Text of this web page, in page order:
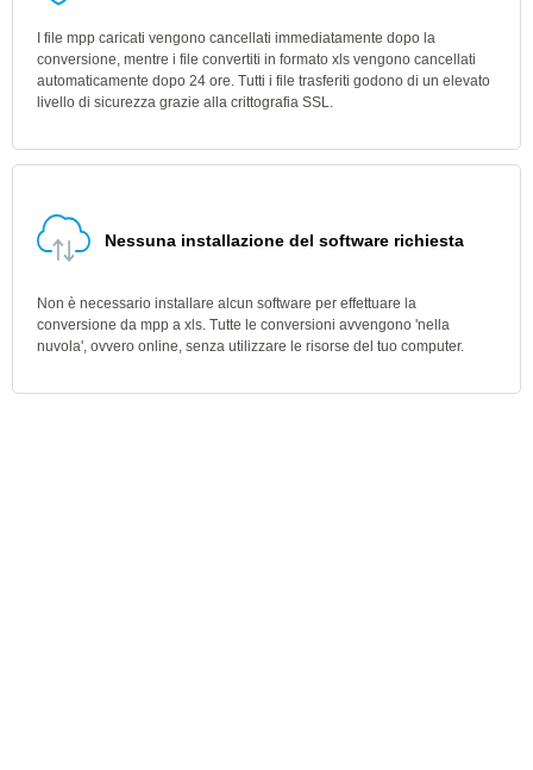
I file mpp caricati vengono cancellati immediatamente dopo la
conversione, mentre i file convertiti in formato xls vengono cancellati
automaticamente dopo 24 ore. Tutti i file trasferiti godono di un elevato
livello di sicurezza grazie alla crittografia SSL.
Nessuna installazione del software richiesta
Non è necessario installare alcun software per effettuare la
conversione da mpp a xls. Tutte le conversioni avvengono 'nella
nuvola', ovvero online, senza utilizzare le risorse del tuo computer.